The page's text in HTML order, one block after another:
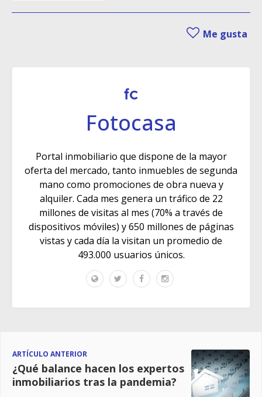
Me gusta
Fotocasa
Portal inmobiliario que dispone de la mayor
oferta del mercado, tanto inmuebles de segunda
mano como promociones de obra nueva y
alquiler. Cada mes genera un tráfico de 22
millones de visitas al mes (70% a través de
dispositivos móviles) y 650 millones de páginas
vistas y cada día la visitan un promedio de
493.000 usuarios únicos.
ARTÍCULO ANTERIOR
¿Qué balance hacen los expertos
inmobiliarios tras la pandemia?